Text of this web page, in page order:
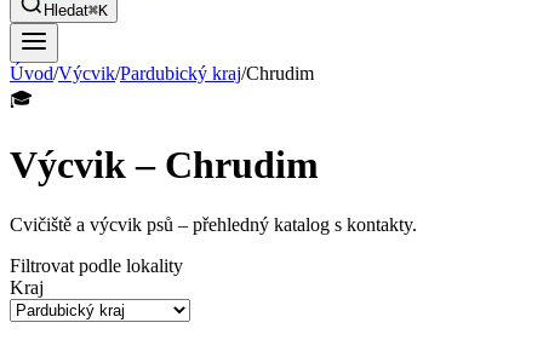
Hledat⌘K
Úvod/Výcvik/Pardubický kraj/Chrudim
🎓
Výcvik – Chrudim
Cvičiště a výcvik psů – přehledný katalog s kontakty.
Filtrovat podle lokality
Kraj